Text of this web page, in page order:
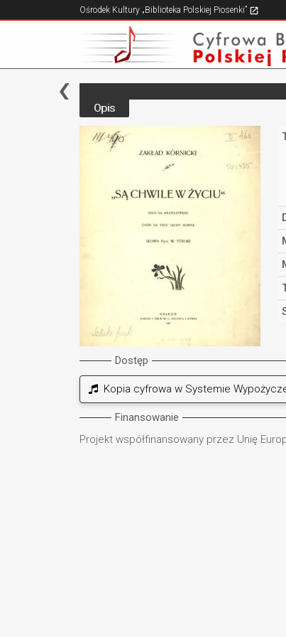
Ośrodek Kultury „Biblioteka Polskiej Piosenki”
Opis
Dostęp
Kopia cyfrowa w Systemie
Finansowanie
Projekt współfinansowany przez Unię